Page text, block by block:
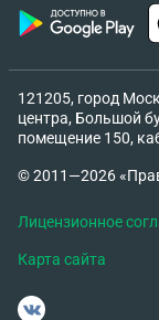
121205, город
центра, Большой
помещение 150,
© 2011—2026
Лицензионное
Карта сайта